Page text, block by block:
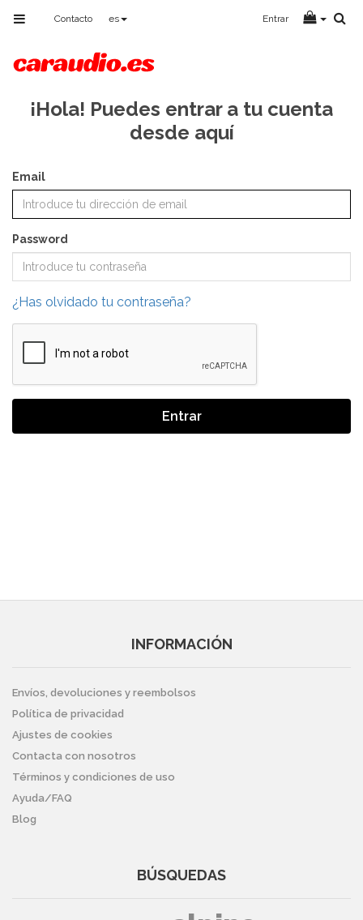
Toggle
navigation
Contacto es Entrar
¡Hola! Puedes entrar a tu cuenta
desde aquí
Email
Password
¿Has olvidado tu contraseña?
Entrar
INFORMACIÓN
Envíos, devoluciones y reembolsos
Política de privacidad
Ajustes de cookies
Contacta con nosotros
Términos y condiciones de uso
Ayuda/FAQ
Blog
BÚSQUEDAS